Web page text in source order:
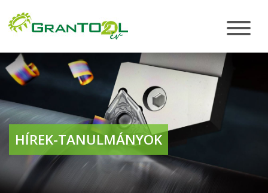
HÍREK-TANULMÁNYOK